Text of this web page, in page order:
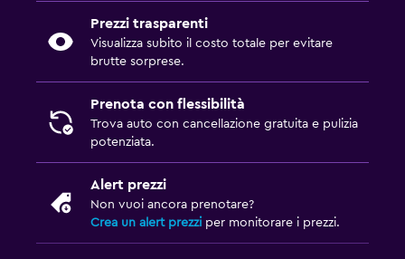
Prezzi trasparenti
Visualizza subito il costo totale per evitare
brutte sorprese.
Prenota con flessibilità
Trova auto con cancellazione gratuita e pulizia
potenziata.
Alert prezzi
Non vuoi ancora prenotare?
Crea un alert prezzi per monitorare i prezzi.